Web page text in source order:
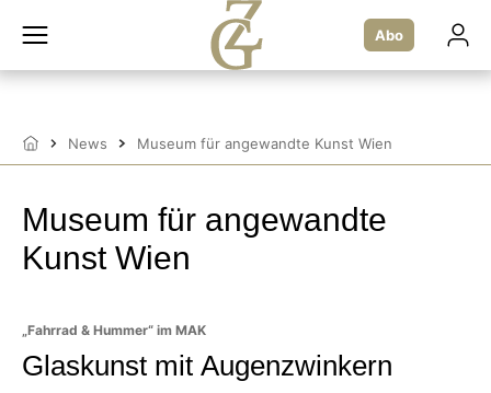
Inhalt
Abo
Startseite
News Museum für angewandte Kunst Wien
Museum für angewandte
Kunst Wien
„Fahrrad & Hummer“ im MAK
Glaskunst mit Augenzwinkern